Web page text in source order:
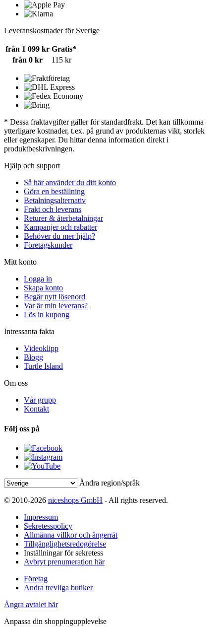
Leveranskostnader för Sverige
från 1 099 kr Gratis*
från 0 kr
115 kr
* Dessa fraktavgifter gäller för standardfrakt. Det kan tillkomma
ytterligare kostnader, t.ex. på grund av produkternas vikt, storlek
eller egenskaper. Du hittar denna information direkt i
produktbeskrivningen.
Hjälp och support
Så här använder du ditt konto
Göra en beställning
Betalningsalternativ
Frakt och leverans
Returer & återbetalningar
Kampanjer och rabatter
Behöver du mer hjälp?
Företagskunder
Mitt konto
Logga in
Skapa konto
Begär nytt lösenord
Var är min leverans?
Lös in kupong
Intressanta fakta
Videoklipp
Blogg
Turtle Island
Om oss
Vår grupp
Kontakt
Följ oss på
Ändra region/språk
© 2010-2026 niceshops GmbH - All rights reserved.
Impressum
Sekretesspolicy
Allmänna villkor och ångerrät
Tillgänglighetsredogörelse
Inställningar för sekretess
Avbryt prenumeration här
Företag
Andra trevliga butiker
Ångra avtalet här
Anpassa din shoppingupplevelse